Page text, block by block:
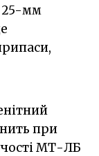
25-мм
при
МТ-ЛБ